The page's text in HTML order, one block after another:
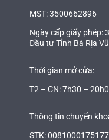
MST: 3500662896
Ngày cấp giấy phép:
Đầu tư Tỉnh Bà Rịa
Thời gian mở cửa:
T2 – CN: 7h30 –
Thông tin chuyển
STK: 0081000175177